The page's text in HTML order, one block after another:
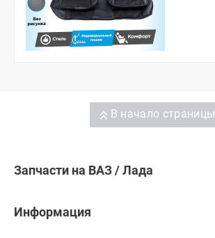
В начало страницы
Запчасти на ВАЗ / Лада
Информация